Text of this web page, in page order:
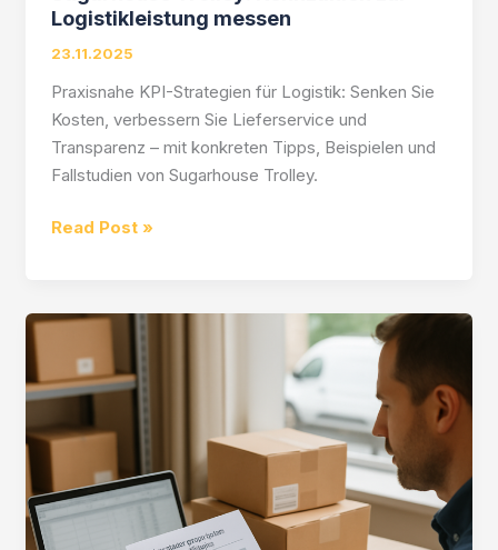
Logistikleistung messen
23.11.2025
Praxisnahe KPI-Strategien für Logistik: Senken Sie
Kosten, verbessern Sie Lieferservice und
Transparenz – mit konkreten Tipps, Beispielen und
Fallstudien von Sugarhouse Trolley.
Sugarhouse
zur
Logistikleistung
messen
Read Post »